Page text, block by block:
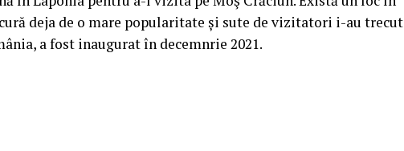
deja de o mare popularitate și sute de vizitatori i-au trecut
a fost inaugurat în decemnrie 2021.